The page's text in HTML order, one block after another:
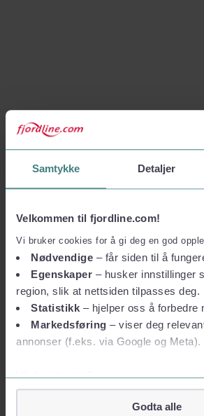
Samtykke Detaljer
Velkommen til fjordline.com!
Vi bruker cookies for å gi deg en god
Nødvendige – får siden til å
Egenskaper – husker innstillinger
region, slik at nettsiden tilpasses deg.
Statistikk – hjelper oss å forbedre
Markedsføring – viser deg
annonser (f.eks. via Google og Meta).
Vil du vite mer?
Om informasjonskapsler
Googles retningslinjer forGodta alle